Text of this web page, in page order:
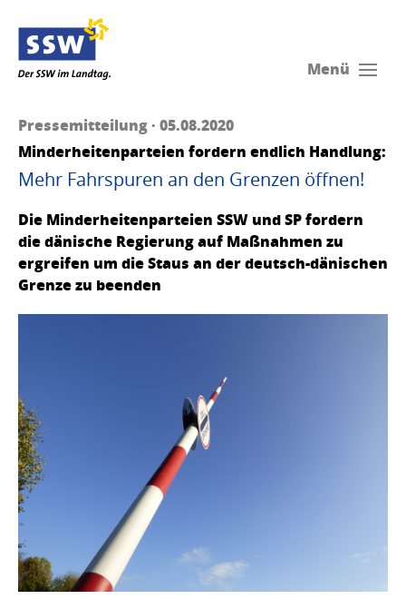
Menü
Pressemitteilung · 05.08.2020
Minderheitenparteien fordern endlich Handlung:
Mehr Fahrspuren an den Grenzen öffnen!
Die Minderheitenparteien SSW und SP fordern
die dänische Regierung auf Maßnahmen zu
ergreifen um die Staus an der deutsch-dänischen
Grenze zu beenden